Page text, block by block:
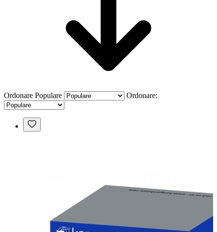
Ordonare Populare Ordonare: